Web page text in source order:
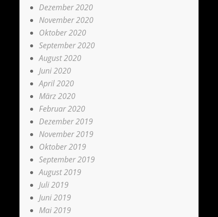
Dezember 2020
November 2020
Oktober 2020
September 2020
August 2020
Juni 2020
April 2020
März 2020
Februar 2020
Dezember 2019
November 2019
Oktober 2019
September 2019
August 2019
Juli 2019
Juni 2019
Mai 2019